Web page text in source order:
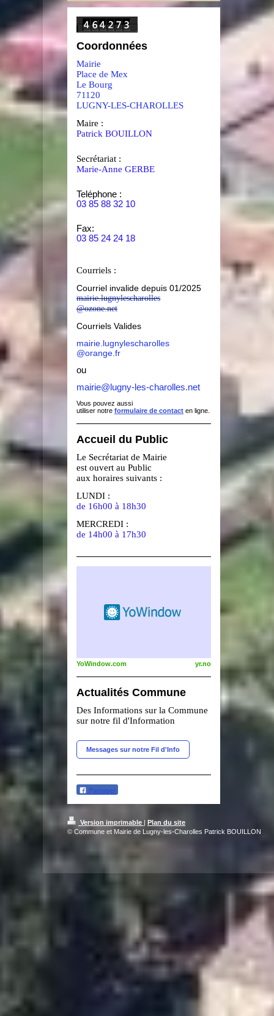
Coordonnées
Mairie
Place de Mex
Le Bourg
71120
LUGNY-LES-CHAROLLES
Maire :
Patrick BOUILLON
Secrétariat :
Marie-Anne GERBE
Teléphone :
03 85 88 32 10
Fax:
03 85 24 24 18
Courriels :
Courriel invalide depuis 01/2025
mairie.lugnylescharolles
@ozone.net
Courriels Valides
mairie.lugnylescharolles
@orange.fr
ou
mairie@lugny-les-charolles.net
Vous pouvez aussi
utiliser notre formulaire de contact en ligne.
Accueil du Public
Le Secrétariat de Mairie
est ouvert au Public
aux horaires suivants :
LUNDI :
de 16h00 à 18h30
MERCREDI :
de 14h00 à 17h30
YoWindow.com yr.no
Actualités Commune
Des Informations sur la Commune
sur notre fil d'Information
Messages sur notre Fil d'Info
Partager
Version imprimable | Plan du site
© Commune et Mairie de Lugny-les-Charolles Patrick BOUILLON